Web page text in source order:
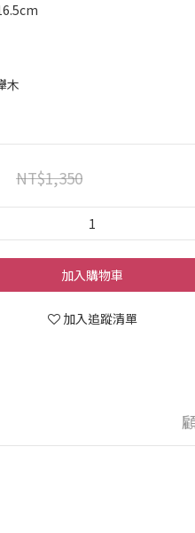
木
NT$1,350
加入購物車
加入追蹤清單